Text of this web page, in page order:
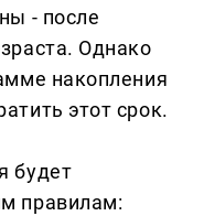
- после
Однако
накопления
этот срок.
будет
правилам: